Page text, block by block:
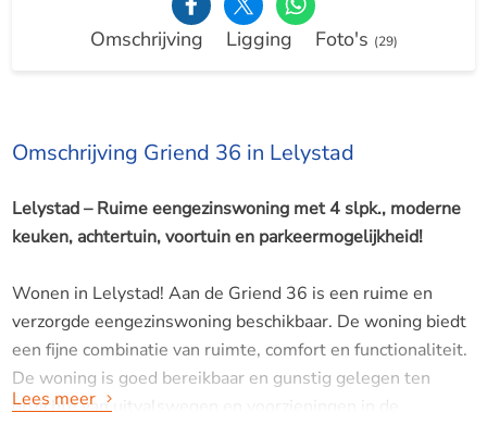
Omschrijving Ligging Foto's (29)
Omschrijving Griend 36 in Lelystad
Lelystad – Ruime eengezinswoning met 4 slpk., moderne
keuken, achtertuin, voortuin en parkeermogelijkheid!
Wonen in Lelystad! Aan de Griend 36 is een ruime en
verzorgde eengezinswoning beschikbaar. De woning biedt
een fijne combinatie van ruimte, comfort en functionaliteit.
De woning is goed bereikbaar en gunstig gelegen ten
opzichte van uitvalswegen en voorzieningen in de
Lees meer